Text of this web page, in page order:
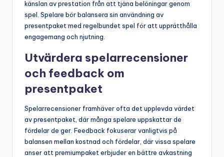
känslan av prestation från att tjäna belöningar genom
spel. Spelare bör balansera sin användning av
presentpaket med regelbundet spel för att upprätthålla
engagemang och njutning.
Utvärdera spelarrecensioner
och feedback om
presentpaket
Spelarrecensioner framhäver ofta det upplevda värdet
av presentpaket, där många spelare uppskattar de
fördelar de ger. Feedback fokuserar vanligtvis på
balansen mellan kostnad och fördelar, där vissa spelare
anser att premiumpaket erbjuder en bättre avkastning